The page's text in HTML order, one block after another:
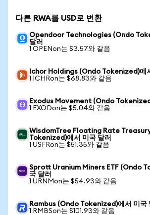
다른 RWA를 USD로 변환
Opendoor Technologies (Ondo
달러
1 OPENon는 $3.57와 같음
Ichor Holdings (Ondo Tokenized)에
1 ICHRon는 $68.83와 같음
Exodus Movement (Ondo
1 EXODon는 $5.04와 같음
WisdomTree Floating Rate
Tokenized)에서 미국 달러
1 USFRon는 $51.35와 같음
Sprott Uranium Miners ETF (Ondo
국 달러
1 URNMon는 $54.93와 같음
Rambus (Ondo Tokenized)에서 미국
1 RMBSon는 $101.93와 같음